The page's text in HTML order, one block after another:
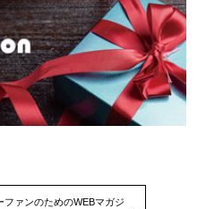
ァンのためのWEBマガジ